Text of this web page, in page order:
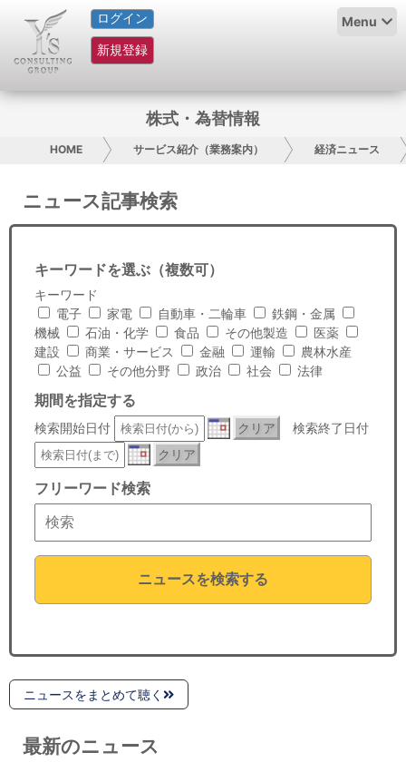
ログイン
新規登録
Menu
HOME
サービス紹介
グループ概要
採用情報
日本人にPR
コンサルティング
リサーチ
セミナー
経済ニュース
労務顧問
ＩＴ
株式・為替情報
HOME サービス紹介（業務案内） 経済ニュース
ニュース記事検索
キーワードを選ぶ（複数可）
キーワード
電子
家電 自動車・二輪車
鉄鋼・金属
機械
石油・化学 食品 その他製造
医薬
建設
商業・サービス 金融 運輸
農林水産
公益
その他分野 政治 社会 法律
期間を指定する
検索開始日付 クリア
検索終了日付
クリア
フリーワード検索
ニュースを検索する
ニュースをまとめて聴く
最新のニュース